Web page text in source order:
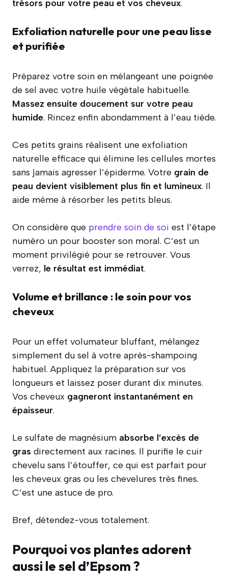
trésors pour votre peau et vos cheveux.
Exfoliation naturelle pour une peau lisse
et purifiée
Préparez votre soin en mélangeant une poignée
de sel avec votre huile végétale habituelle.
Massez ensuite doucement sur votre peau
humide. Rincez enfin abondamment à l’eau tiède.
Ces petits grains réalisent une exfoliation
naturelle efficace qui élimine les cellules mortes
sans jamais agresser l’épiderme. Votre grain de
peau devient visiblement plus fin et lumineux. Il
aide même à résorber les petits bleus.
On considère que prendre soin de soi est l’étape
numéro un pour booster son moral. C’est un
moment privilégié pour se retrouver. Vous
verrez, le résultat est immédiat.
Volume et brillance : le soin pour vos
cheveux
Pour un effet volumateur bluffant, mélangez
simplement du sel à votre après-shampoing
habituel. Appliquez la préparation sur vos
longueurs et laissez poser durant dix minutes.
Vos cheveux gagneront instantanément en
épaisseur.
Le sulfate de magnésium absorbe l’excès de
gras directement aux racines. Il purifie le cuir
chevelu sans l’étouffer, ce qui est parfait pour
les cheveux gras ou les chevelures très fines.
C’est une astuce de pro.
Bref, détendez-vous totalement.
Pourquoi vos plantes adorent
aussi le sel d’Epsom ?